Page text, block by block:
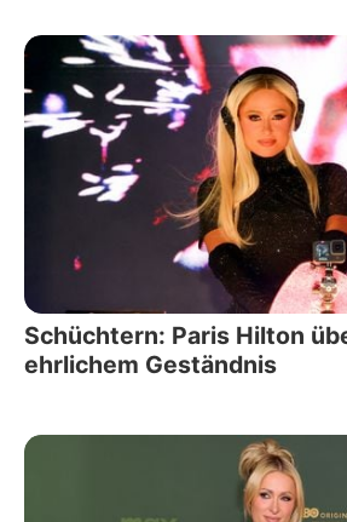
Schüchtern: Paris Hilton
ehrlichem Geständnis